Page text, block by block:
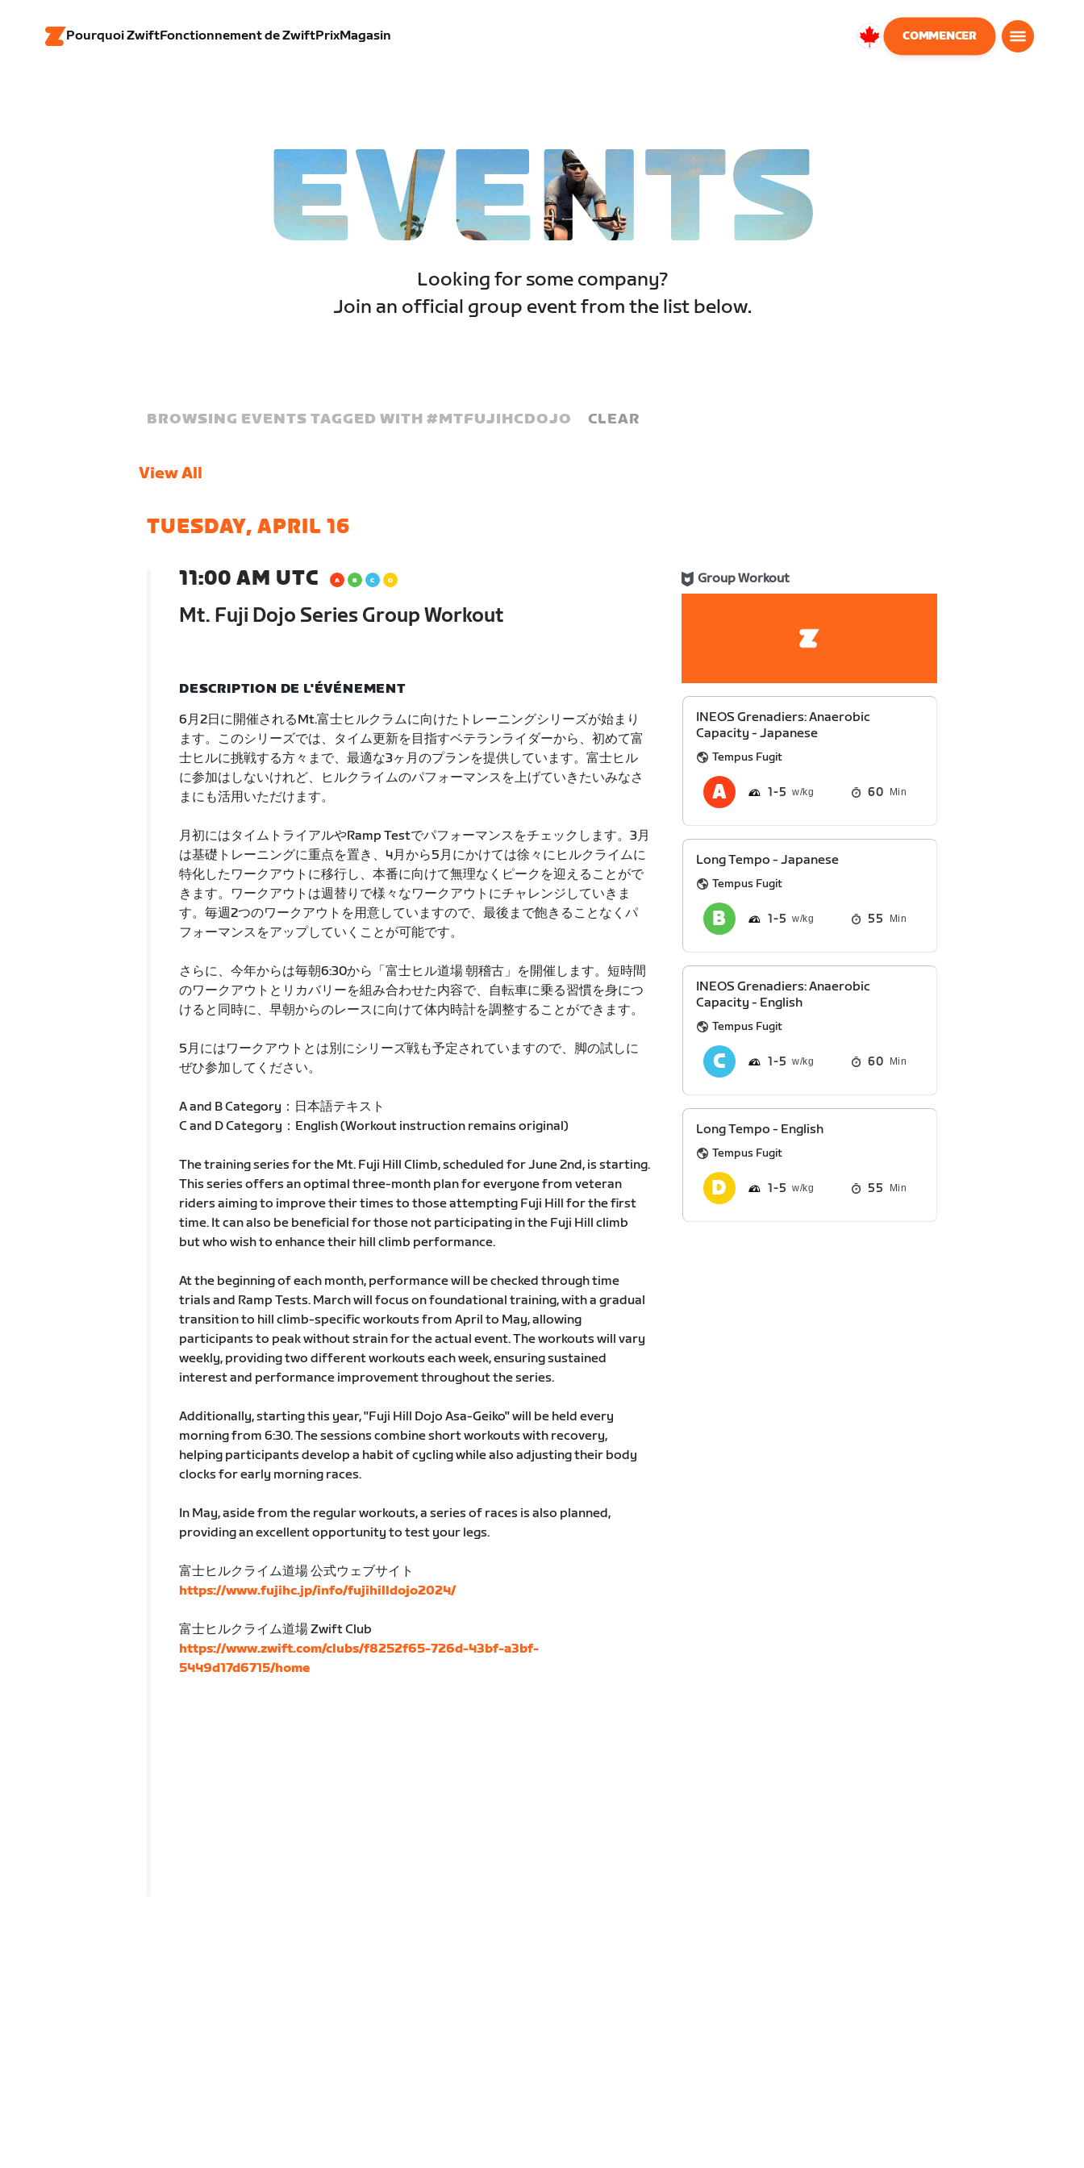
Pourquoi ZwiftFonctionnement de ZwiftPrixMagasin
Canada
COMMENCER
EVENTS
Looking for some company?
Join an official group event from the list below.
BROWSING EVENTS TAGGED WITH #MTFUJIHCDOJO CLEAR
View All
TUESDAY, APRIL 16
11:00 AM UTC
Mt. Fuji Dojo Series Group Workout
Group Workout
DESCRIPTION DE L'ÉVÉNEMENT
6月2日に開催されるMt.富士ヒルクラムに向けたトレーニングシリーズが始まり
ます。このシリーズでは、タイム更新を目指すベテランライダーから、初めて富
士ヒルに挑戦する方々まで、最適な3ヶ月のプランを提供しています。富士ヒル
に参加はしないけれど、ヒルクライムのパフォーマンスを上げていきたいみなさ
まにも活用いただけます。
月初にはタイムトライアルやRamp Testでパフォーマンスをチェックします。3月
は基礎トレーニングに重点を置き、4月から5月にかけては徐々にヒルクライムに
特化したワークアウトに移行し、本番に向けて無理なくピークを迎えることがで
きます。ワークアウトは週替りで様々なワークアウトにチャレンジしていきま
す。毎週2つのワークアウトを用意していますので、最後まで飽きることなくパ
フォーマンスをアップしていくことが可能です。
さらに、今年からは毎朝6:30から「富士ヒル道場 朝稽古」を開催します。短時間
のワークアウトとリカバリーを組み合わせた内容で、自転車に乗る習慣を身につ
けると同時に、早朝からのレースに向けて体内時計を調整することができます。
5月にはワークアウトとは別にシリーズ戦も予定されていますので、脚の試しに
ぜひ参加してください。
A and B Category：日本語テキスト
C and D Category：English (Workout instruction remains original)
The training series for the Mt. Fuji Hill Climb, scheduled for June 2nd, is starting.
This series offers an optimal three-month plan for everyone from veteran
riders aiming to improve their times to those attempting Fuji Hill for the first
time. It can also be beneficial for those not participating in the Fuji Hill climb
but who wish to enhance their hill climb performance.
At the beginning of each month, performance will be checked through time
trials and Ramp Tests. March will focus on foundational training, with a gradual
transition to hill climb-specific workouts from April to May, allowing
participants to peak without strain for the actual event. The workouts will vary
weekly, providing two different workouts each week, ensuring sustained
interest and performance improvement throughout the series.
Additionally, starting this year, "Fuji Hill Dojo Asa-Geiko" will be held every
morning from 6:30. The sessions combine short workouts with recovery,
helping participants develop a habit of cycling while also adjusting their body
clocks for early morning races.
In May, aside from the regular workouts, a series of races is also planned,
providing an excellent opportunity to test your legs.
富士ヒルクライム道場 公式ウェブサイト
https://www.fujihc.jp/info/fujihilldojo2024/
富士ヒルクライム道場 Zwift Club
https://www.zwift.com/clubs/f8252f65-726d-43bf-a3bf-
5449d17d6715/home
INEOS Grenadiers: Anaerobic
Capacity - Japanese
Tempus Fugit
1 5 60 Min
Long Tempo - Japanese
Tempus Fugit
1 5 55 Min
INEOS Grenadiers: Anaerobic
Capacity - English
Tempus Fugit
1 5 60 Min
Long Tempo - English
Tempus Fugit
1 5 55 Min